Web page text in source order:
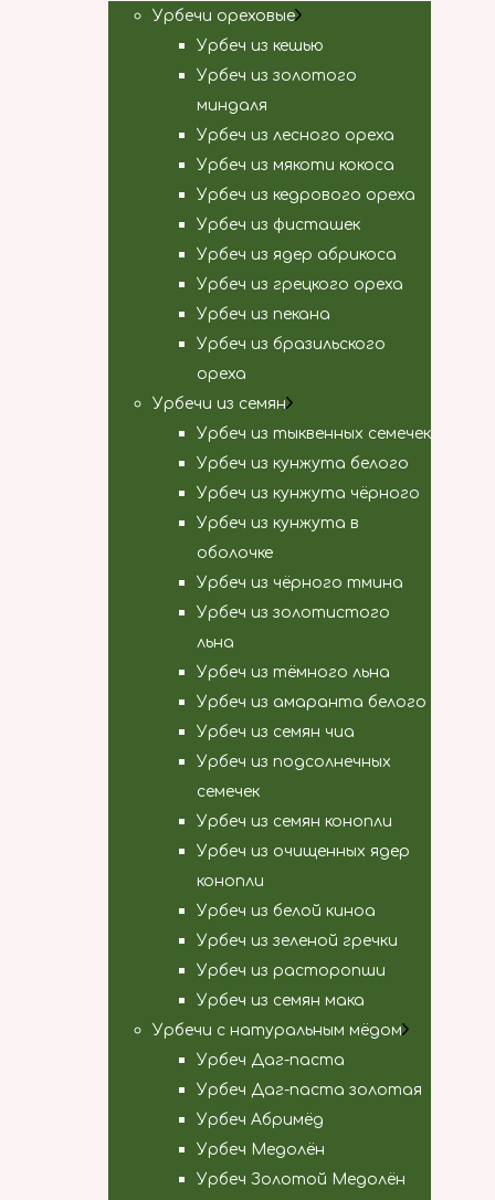
Урбечи ореховые
Урбеч из кешью
Урбеч из золотого
миндаля
Урбеч из лесного ореха
Урбеч из мякоти кокоса
Урбеч из кедрового ореха
Урбеч из фисташек
Урбеч из ядер абрикоса
Урбеч из грецкого ореха
Урбеч из пекана
Урбеч из бразильского
ореха
Урбечи из семян
Урбеч из тыквенных семечек
Урбеч из кунжута белого
Урбеч из кунжута чёрного
Урбеч из кунжута в
оболочке
Урбеч из чёрного тмина
Урбеч из золотистого
льна
Урбеч из тёмного льна
Урбеч из амаранта белого
Урбеч из семян чиа
Урбеч из подсолнечных
семечек
Урбеч из семян конопли
Урбеч из очищенных ядер
конопли
Урбеч из белой киноа
Урбеч из зеленой гречки
Урбеч из расторопши
Урбеч из семян мака
Урбечи с натуральным мёдом
Урбеч Даг-паста
Урбеч Даг-паста золотая
Урбеч Абримёд
Урбеч Медолён
Урбеч Золотой Медолён